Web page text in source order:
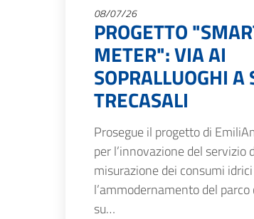
08/07/26
PROGETTO
METER": VIA AI
SOPRALLUOGHI A
TRECASALI
Prosegue il progetto di
per l’innovazione del servizio
misurazione dei consumi
l’ammodernamento del
su…